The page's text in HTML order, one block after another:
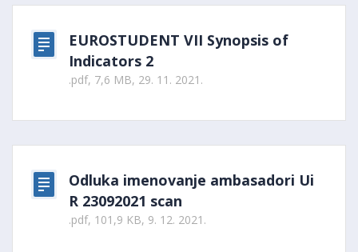
EUROSTUDENT VII Synopsis of
Indicators 2
.pdf, 7,6 MB, 29. 11. 2021.
Odluka imenovanje ambasadori Ui
R 23092021 scan
.pdf, 101,9 KB, 9. 12. 2021.